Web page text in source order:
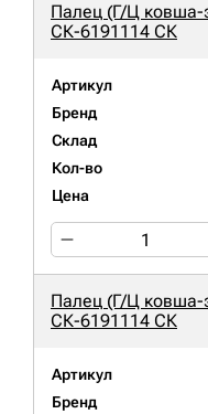
Палец (Г/Ц ковша-
СК-6191114 СК
Артикул
Бренд
Склад
Кол-во
Цена
Палец (Г/Ц ковша-
СК-6191114 СК
Артикул
Бренд